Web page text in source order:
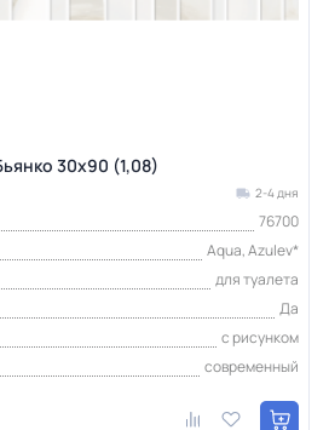
30х90 (1,08)
2-4 дня
76700
Aqua, Azulev*
для туалета
Да
с рисунком
современный